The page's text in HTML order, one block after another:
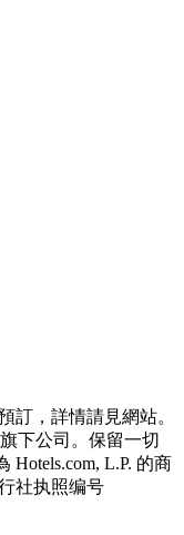
訂，詳情請見網站。
旗下公司。保留一切
Hotels.com, L.P. 的商
社执照编号